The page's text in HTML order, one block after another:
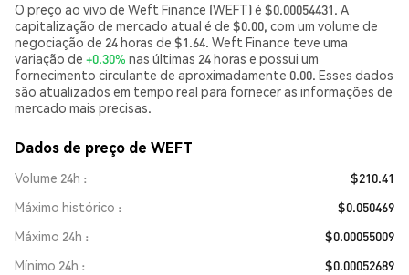
O preço ao vivo de Weft Finance (WEFT) é $0.00054431. A
capitalização de mercado atual é de $0.00, com um volume de
negociação de 24 horas de $1.64. Weft Finance teve uma
variação de +0.30% nas últimas 24 horas e possui um
fornecimento circulante de aproximadamente 0.00. Esses dados
são atualizados em tempo real para fornecer as informações de
mercado mais precisas.
Dados de preço de WEFT
Volume 24h
$210.41
Máximo histórico
$0.050469
Máximo 24h
$0.00055009
Mínimo 24h
$0.00052689